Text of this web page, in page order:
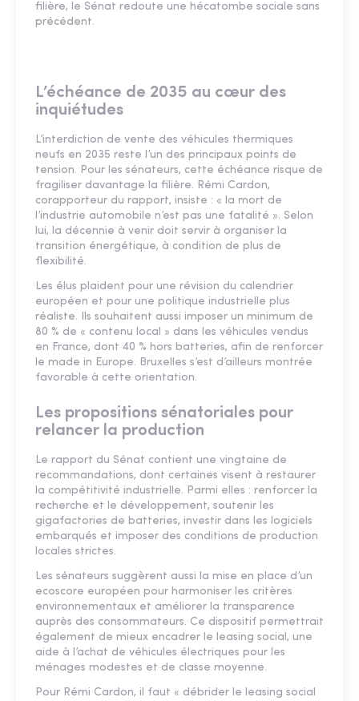
filière, le Sénat redoute une hécatombe sociale sans
précédent.
L’échéance de 2035 au cœur des
inquiétudes
L’interdiction de vente des véhicules thermiques
neufs en 2035 reste l’un des principaux points de
tension. Pour les sénateurs, cette échéance risque de
fragiliser davantage la filière. Rémi Cardon,
corapporteur du rapport, insiste : « la mort de
l’industrie automobile n’est pas une fatalité ». Selon
lui, la décennie à venir doit servir à organiser la
transition énergétique, à condition de plus de
flexibilité.
Les élus plaident pour une révision du calendrier
européen et pour une politique industrielle plus
réaliste. Ils souhaitent aussi imposer un minimum de
80 % de « contenu local » dans les véhicules vendus
en France, dont 40 % hors batteries, afin de renforcer
le made in Europe. Bruxelles s’est d’ailleurs montrée
favorable à cette orientation.
Les propositions sénatoriales pour
relancer la production
Le rapport du Sénat contient une vingtaine de
recommandations, dont certaines visent à restaurer
la compétitivité industrielle. Parmi elles : renforcer la
recherche et le développement, soutenir les
gigafactories de batteries, investir dans les logiciels
embarqués et imposer des conditions de production
locales strictes.
Les sénateurs suggèrent aussi la mise en place d’un
ecoscore européen pour harmoniser les critères
environnementaux et améliorer la transparence
auprès des consommateurs. Ce dispositif permettrait
également de mieux encadrer le leasing social, une
aide à l’achat de véhicules électriques pour les
ménages modestes et de classe moyenne.
Pour Rémi Cardon, il faut « débrider le leasing social